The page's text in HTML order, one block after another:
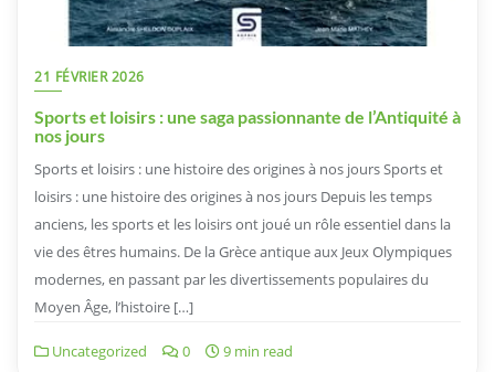
21 FÉVRIER 2026
Sports et loisirs : une saga passionnante de l’Antiquité à
nos jours
Sports et loisirs : une histoire des origines à nos jours Sports et
loisirs : une histoire des origines à nos jours Depuis les temps
anciens, les sports et les loisirs ont joué un rôle essentiel dans la
vie des êtres humains. De la Grèce antique aux Jeux Olympiques
modernes, en passant par les divertissements populaires du
Moyen Âge, l’histoire […]
Uncategorized 0 9 min read